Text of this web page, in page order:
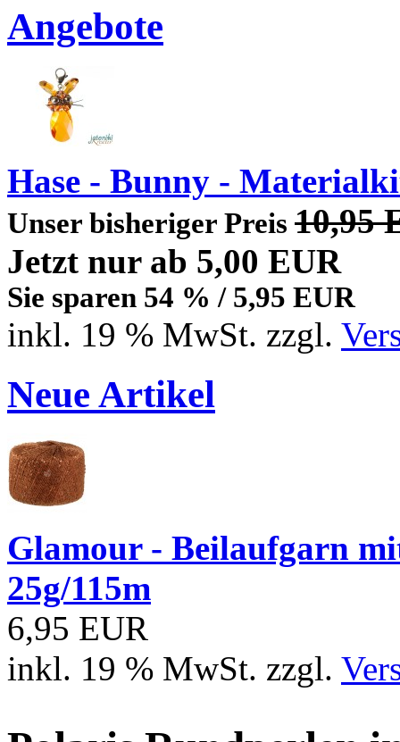
Angebote
Hase - Bunny -
Unser bisheriger Preis 10,95
Jetzt nur ab 5,00 EUR
Sie sparen 54 % / 5,95 EUR
inkl. 19 % MwSt. zzgl.
Neue Artikel
Glamour - Beilaufgarn
25g/115m
6,95 EUR
inkl. 19 % MwSt. zzgl.